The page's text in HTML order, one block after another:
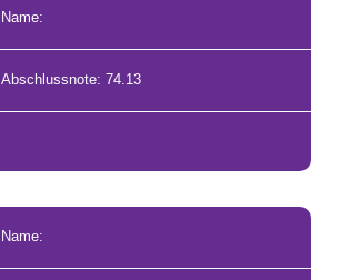
Name:
Abschlussnote: 74.13
Name: